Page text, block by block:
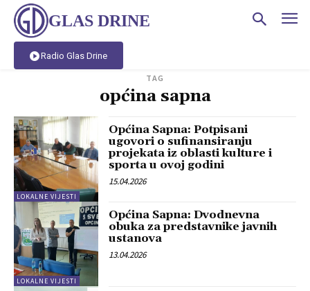
GLAS DRINE
Radio Glas Drine
TAG
općina sapna
LOKALNE VIJESTI
Općina Sapna: Potpisani
ugovori o sufinansiranju
projekata iz oblasti kulture i
sporta u ovoj godini
15.04.2026
LOKALNE VIJESTI
Općina Sapna: Dvodnevna
obuka za predstavnike javnih
ustanova
13.04.2026